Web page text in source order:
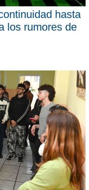
hasta
los rumores de